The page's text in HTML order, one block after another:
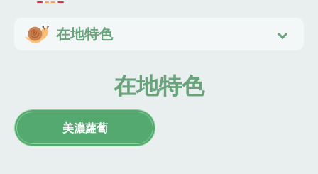
在地特色
在地特色
美濃蘿蔔